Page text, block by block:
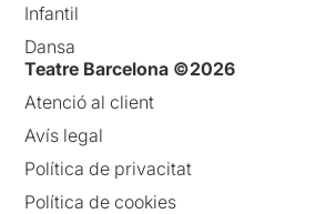
Infantil
Dansa
Teatre Barcelona ©2026
Atenció al client
Avís legal
Política de privacitat
Política de cookies